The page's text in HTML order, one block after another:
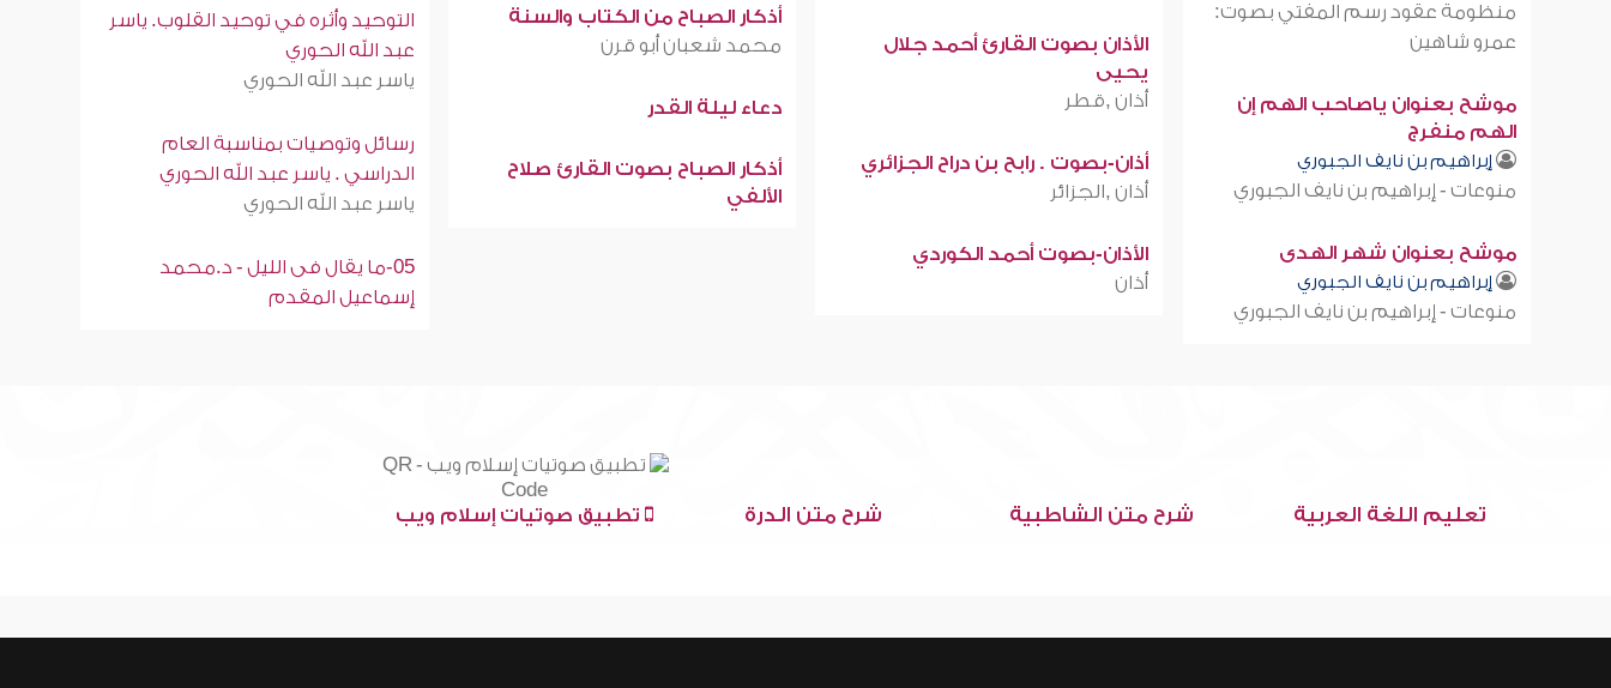
منظومة عقود رسم المفتي بصوت:
عمرو شاهين
موشح بعنوان ياصاحب الهم إن
الهم منفرج
إبراهيم بن نايف الجبوري
منوعات - إبراهيم بن نايف الجبوري
موشح بعنوان شهر الهدى
إبراهيم بن نايف الجبوري
منوعات - إبراهيم بن نايف الجبوري
الأذان بصوت القارئ أحمد جلال
يحيى
أذان ,قطر
أذان-بصوت . رابح بن دراح الجزائري
أذان ,الجزائر
الأذان-بصوت أحمد الكوردي
أذان
أذكار الصباح من الكتاب والسنة
محمد شعبان أبو قرن
دعاء ليلة القدر
أذكار الصباح بصوت القارئ صلاح
الألفي
التوحيد وأثره في توحيد القلوب. ياسر
عبد الله الحوري
ياسر عبد الله الحوري
رسائل وتوصيات بمناسبة العام
الدراسي . ياسر عبد الله الحوري
ياسر عبد الله الحوري
05-ما يقال فى الليل - د.محمد
إسماعيل المقدم
تعليم اللغة العربية شرح متن الشاطبية شرح متن الدرة تطبيق صوتيات إسلام ويب